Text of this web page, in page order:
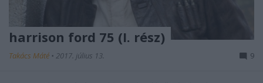
harrison ford 75 (I. rész)
Takács Máté • 2017. július 13. 9